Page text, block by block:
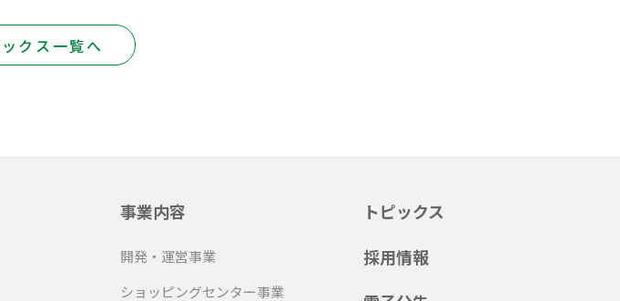
クス一覧へ
事業内容
開発・運営事業
ショッピングセンター事業
トピックス
採用情報